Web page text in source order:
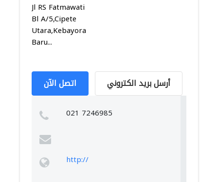
Jl RS Fatmawati
Bl A/5,Cipete
Utara,Kebayoran
Baru...
اتصل الآن أرسل بريد الكتروني
021 7246985
http://